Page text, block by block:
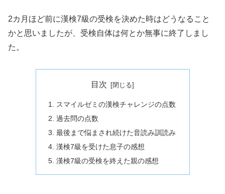
2カ月ほど前に漢検7級の受検を決めた時はどうなること
かと思いましたが、受検自体は何とか無事に終了しまし
た。
目次
スマイルゼミの漢検チャレンジの点数
過去問の点数
最後まで悩まされ続けた音読み訓読み
漢検7級を受けた息子の感想
漢検7級の受検を終えた親の感想